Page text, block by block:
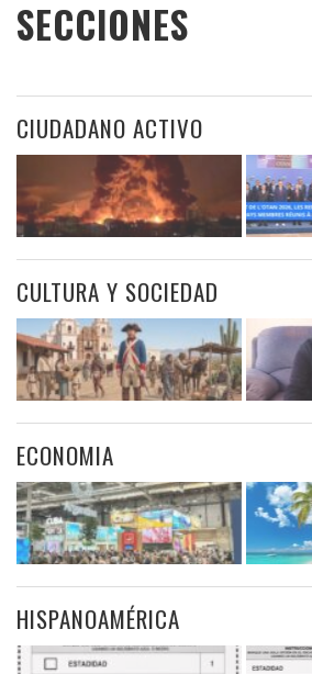
SECCIONES
CIUDADANO ACTIVO
CULTURA Y SOCIEDAD
ECONOMIA
HISPANOAMÉRICA